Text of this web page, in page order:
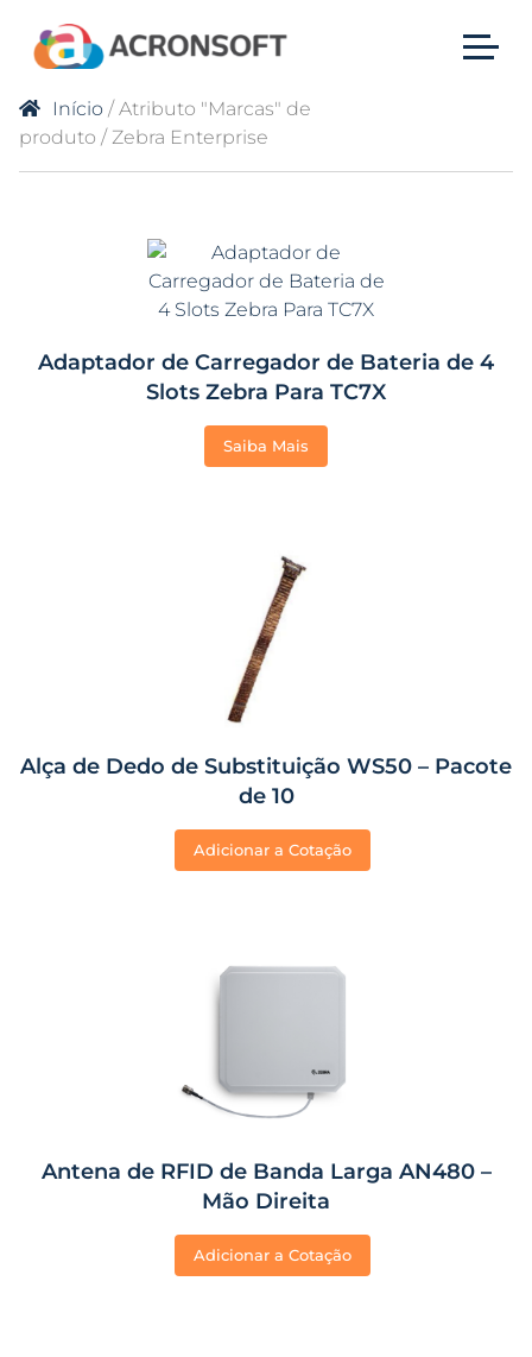
Início / Atributo "Marcas" de
produto / Zebra Enterprise
Adaptador de Carregador de Bateria de 4
Slots Zebra Para TC7X
Saiba Mais
Alça de Dedo de Substituição WS50 – Pacote
de 10
Adicionar a Cotação
Antena de RFID de Banda Larga AN480 –
Mão Direita
Adicionar a Cotação